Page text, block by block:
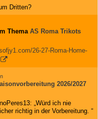
Dritten?
Thema AS Roma Trikots
26-27-Roma-Home-
2026/2027
„Würd ich nie
richtig in der Vorbereitung. “